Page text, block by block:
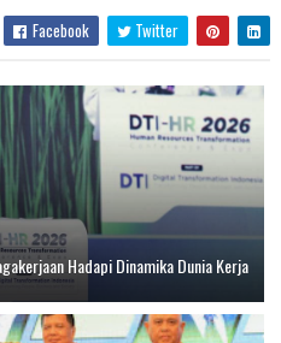
Facebook Twitter
Hadapi Dinamika Dunia Kerja